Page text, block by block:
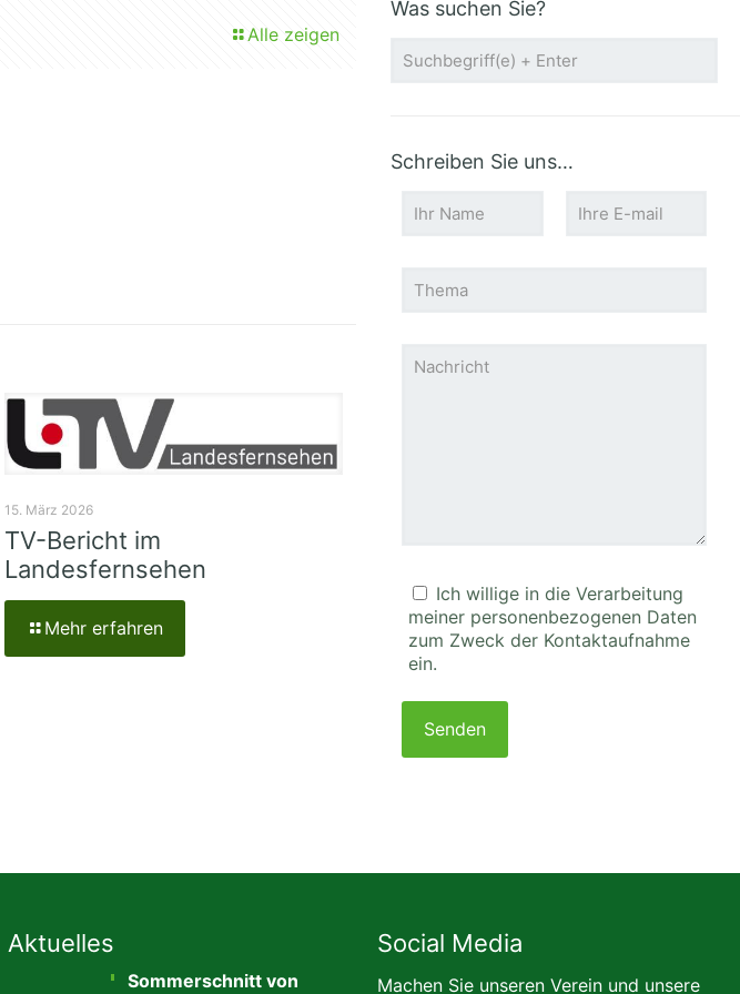
Alle zeigen
15. März 2026
TV-Bericht im
Landesfernsehen
Mehr erfahren
Was suchen Sie?
Schreiben Sie uns…
Ich willige in die Verarbeitung
meiner personenbezogenen Daten
zum Zweck der Kontaktaufnahme
ein.
Please
leave
this
Aktuelles
Sommerschnitt von
Social Media
Machen Sie unseren Verein und unsere